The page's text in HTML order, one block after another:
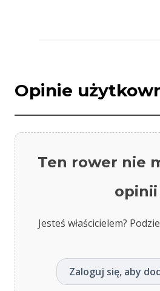
Opinie
Ten rower nie
opinii
Jesteś właścicielem?
Zaloguj się, aby